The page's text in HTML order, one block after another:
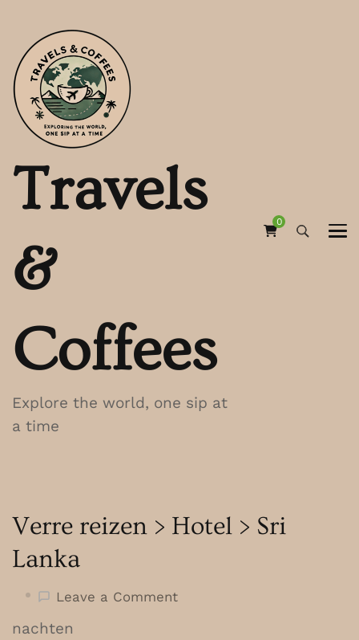
Travels
&
Coffees
Explore the world, one sip at
a time
0
Verre reizen > Hotel > Sri
Lanka
Leave a Commenton
nachten